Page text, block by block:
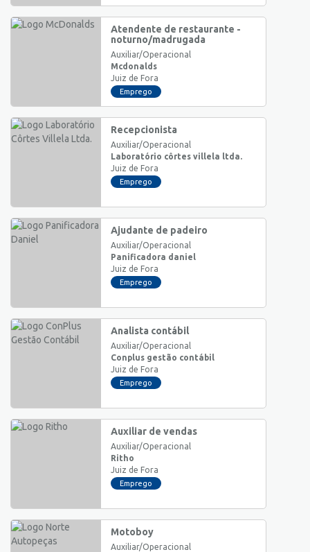
Atendente de restaurante -
noturno/madrugada
Auxiliar/Operacional
Mcdonalds
Juiz de Fora
Emprego
Recepcionista
Auxiliar/Operacional
Laboratório côrtes villela ltda.
Juiz de Fora
Emprego
Ajudante de padeiro
Auxiliar/Operacional
Panificadora daniel
Juiz de Fora
Emprego
Analista contábil
Auxiliar/Operacional
Conplus gestão contábil
Juiz de Fora
Emprego
Auxiliar de vendas
Auxiliar/Operacional
Ritho
Juiz de Fora
Emprego
Motoboy
Auxiliar/Operacional